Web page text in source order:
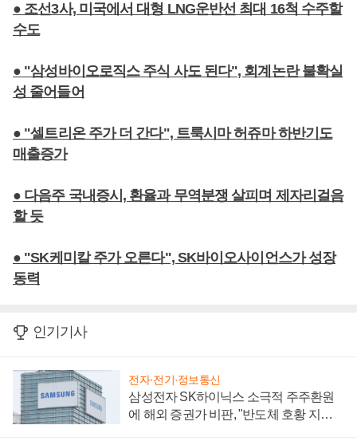
● 조선3사, 미국에서 대형 LNG운반선 최대 16척 수주할
수도
● "삼성바이오로직스 주식 사도 된다", 회계논란 불확실
성 줄어들어
● "셀트리온 주가 더 간다", 트룩시마 허쥬마 하반기도
매출증가
● 다음주 국내증시, 환율과 무역분쟁 살피며 제자리걸음
할 듯
● "SK케미칼 주가 오른다", SK바이오사이언스가 성장
동력
인기기사
전자·전기·정보통신
삼성전자 SK하이닉스 소극적 주주환원
에 해외 증권가 비판, "반도체 호황 지속